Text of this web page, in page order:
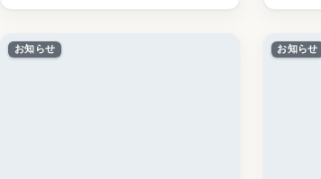
お知らせ お知らせ